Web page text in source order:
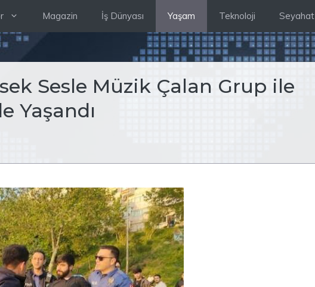
Magazin İş Dünyası Yaşam Teknoloji Seyahat
Sesle Müzik Çalan Grup ile
Yaşandı